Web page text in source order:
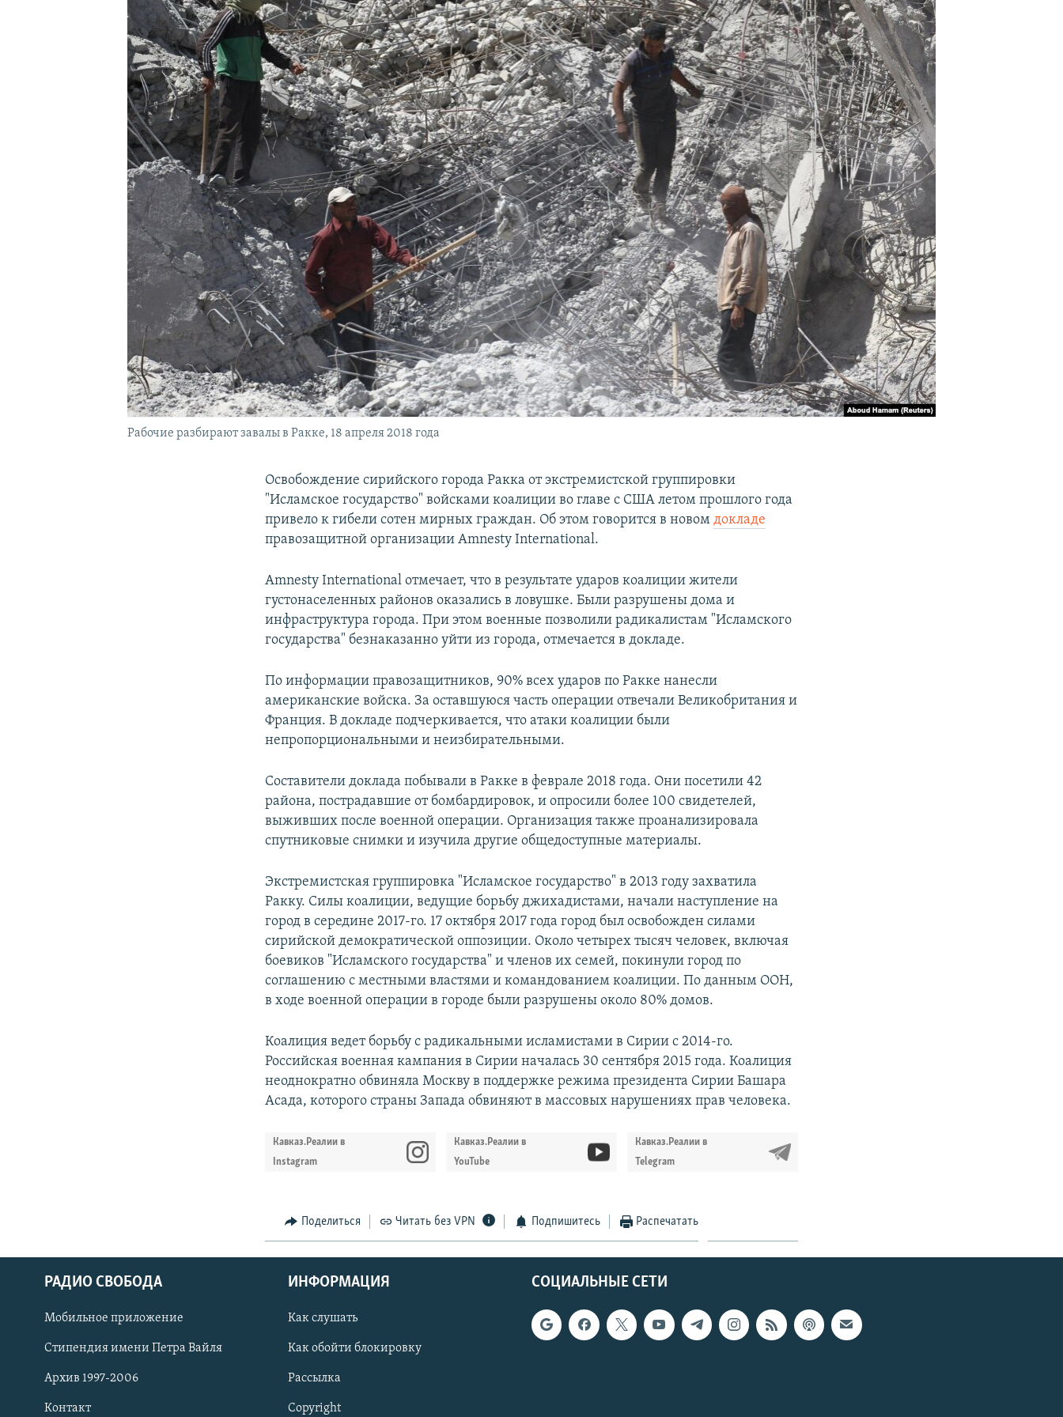
ПОДПИШИТЕСЬ НА РАССЫЛКУ
СОЦИАЛЬНЫЕ СЕТИ
Рабочие разбирают завалы в Ракке, 18 апреля 2018 года
Освобождение сирийского города Ракка от экстремистской группировки
"Исламское государство" войсками коалиции во главе с США летом прошлого года
привело к гибели сотен мирных граждан. Об этом говорится в новомдокладе
правозащитной организации Amnesty International.
Amnesty International отмечает, что в результате ударов коалиции жители
густонаселенных районов оказались в ловушке. Были разрушены дома и
инфраструктура города. При этом военные позволили радикалистам "Исламского
государства" безнаказанно уйти из города, отмечается в докладе.
По информации правозащитников, 90% всех ударов по Ракке нанесли
американские войска. За оставшуюся часть операции отвечали Великобритания и
Франция. В докладе подчеркивается, что атаки коалиции были
непропорциональными и неизбирательными.
Составители доклада побывали в Ракке в феврале 2018 года. Они посетили 42
района, пострадавшие от бомбардировок, и опросили более 100 свидетелей,
выживших после военной операции. Организация также проанализировала
спутниковые снимки и изучила другие общедоступные материалы.
Экстремистская группировка "Исламское государство" в 2013 году захватила
Ракку. Силы коалиции, ведущие борьбу джихадистами, начали наступление на
город в середине 2017-го. 17 октября 2017 года город был освобожден силами
сирийской демократической оппозиции. Около четырех тысяч человек, включая
боевиков "Исламского государства" и членов их семей, покинули город по
соглашению с местными властями и командованием коалиции. По данным ООН,
в ходе военной операции в городе были разрушены около 80% домов.
Коалиция ведет борьбу с радикальными исламистами в Сирии с 2014-го.
Российская военная кампания в Сирии началась 30 сентября 2015 года. Коалиция
неоднократно обвиняла Москву в поддержке режима президента Сирии Башара
Асада, которого страны Запада обвиняют в массовых нарушениях прав человека.
Кавказ.Реалии в
Instagram
Кавказ.Реалии в
YouTube
Кавказ.Реалии в
Telegram
Поделиться Читать без VPN Подпишитесь Распечатать
СОЦИАЛЬНЫЕ СЕТИ
РАДИО СВОБОДА
Мобильное приложение
Стипендия имени Петра Вайля
Архив 1997-2006
Контакт
ИНФОРМАЦИЯ
Как слушать
Как обойти блокировку
Рассылка
Copyright